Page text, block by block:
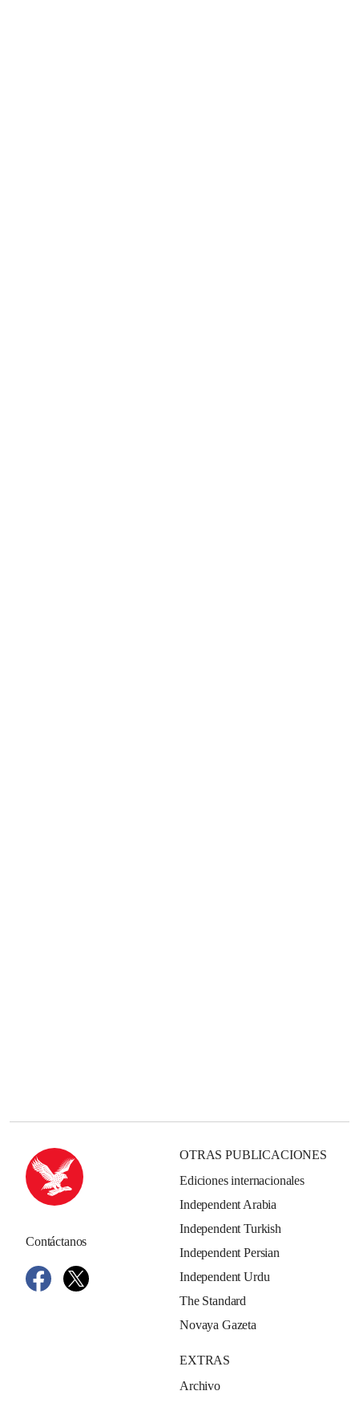
Contáctanos
OTRAS PUBLICACIONES
Ediciones internacionales
Independent Arabia
Independent Turkish
Independent Persian
Independent Urdu
The Standard
Novaya Gazeta
EXTRAS
Archivo